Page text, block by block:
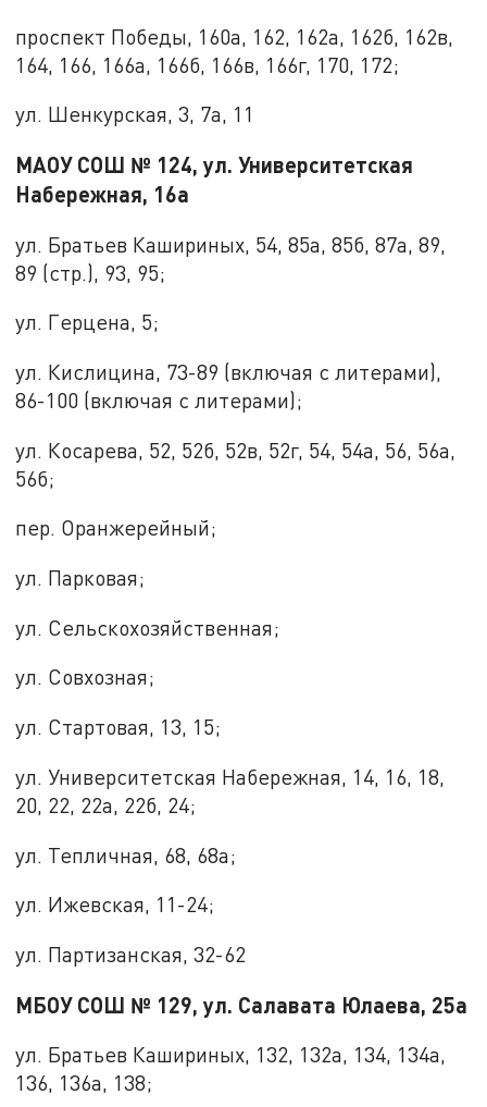
проспект Победы, 160а, 162, 162а, 162б, 162в,
164, 166, 166а, 166б, 166в, 166г, 170, 172;
ул. Шенкурская, 3, 7а, 11
МАОУ СОШ № 124, ул. Университетская
Набережная, 16а
ул. Братьев Кашириных, 54, 85а, 85б, 87а, 89,
89 (стр.), 93, 95;
ул. Герцена, 5;
ул. Кислицина, 73-89 (включая с литерами),
86-100 (включая с литерами);
ул. Косарева, 52, 52б, 52в, 52г, 54, 54а, 56, 56а,
56б;
пер. Оранжерейный;
ул. Парковая;
ул. Сельскохозяйственная;
ул. Совхозная;
ул. Стартовая, 13, 15;
ул. Университетская Набережная, 14, 16, 18,
20, 22, 22а, 22б, 24;
ул. Тепличная, 68, 68а;
ул. Ижевская, 11-24;
ул. Партизанская, 32-62
МБОУ СОШ № 129, ул. Салавата Юлаева, 25а
ул. Братьев Кашириных, 132, 132а, 134, 134а,
136, 136а, 138;